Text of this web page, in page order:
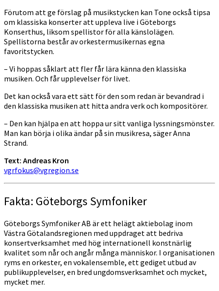
Förutom att ge förslag på musikstycken kan Tone också tipsa
om klassiska konserter att uppleva live i Göteborgs
Konserthus, liksom spellistor för alla känslolägen.
Spellistorna består av orkestermusikernas egna
favoritstycken.
– Vi hoppas såklart att fler får lära känna den klassiska
musiken. Och får upplevelser för livet.
Det kan också vara ett sätt för den som redan är bevandrad i
den klassiska musiken att hitta andra verk och kompositörer.
– Den kan hjälpa en att hoppa ur sitt vanliga lyssningsmönster.
Man kan börja i olika ändar på sin musikresa, säger Anna
Strand.
Text: Andreas Kron
vgrfokus@vgregion.se
Fakta: Göteborgs Symfoniker
Göteborgs Symfoniker AB är ett helägt aktiebolag inom
Västra Götalandsregionen med uppdraget att bedriva
konsertverksamhet med hög internationell konstnärlig
kvalitet som når och angår många människor. I organisationen
ryms en orkester, en vokalensemble, ett gediget utbud av
publikupplevelser, en bred ungdomsverksamhet och mycket,
mycket mer.